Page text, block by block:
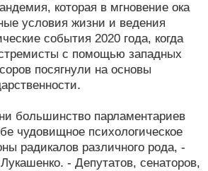
которая в мгновение ока
условия жизни и ведения
события 2020 года, когда
с помощью западных
посягнули на основы
большинство парламентариев
чудовищное психологическое
радикалов различного рода, -
- Депутатов, сенаторов,